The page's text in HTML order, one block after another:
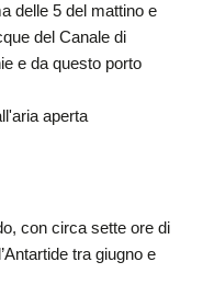
delle 5 del mattino e
del Canale di
e da questo porto
aperta
con circa sette ore di
tra giugno e